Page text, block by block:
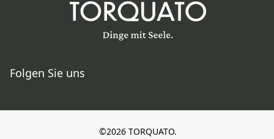
Folgen Sie uns
©2026 TORQUATO.